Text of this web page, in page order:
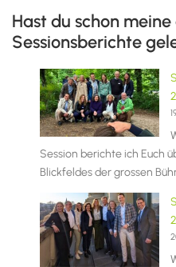
Hast du schon
Sessionsberichte
Session berichte ich Euch
Blickfeldes der grossen